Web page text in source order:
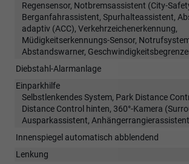
Regensensor, Notbremsassistent (City-
Berganfahrassistent, Spurhalteassistent,
adaptiv (ACC), Verkehrzeichenerkennung,
Müdigkeitserkennungs-Sensor,
Abstandswarner,
Diebstahl-Alarmanlage
Einparkhilfe
Selbstlenkendes System, Park Distance
Distance Control hinten, 360°-Kamera
Ausparkassistent, Anhängerrangierassistent
Innenspiegel automatisch abblendend
Lenkung